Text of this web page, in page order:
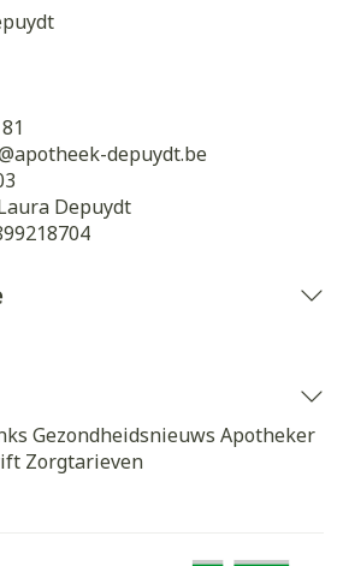
apotheek-depuydt.be
Depuydt
Gezondheidsnieuws Apotheker
Zorgtarieven